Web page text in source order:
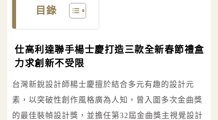
目錄
仕高利達聯手楊士慶打造三款全新春節禮盒
力求創新不受限
台灣新銳設計師楊士慶擅於結合多元有趣的設計元
素，以突破性創作風格廣為人知，曾入圍多次金曲獎
的最佳裝幀設計獎，並擔任第32屆金曲獎主視覺設計